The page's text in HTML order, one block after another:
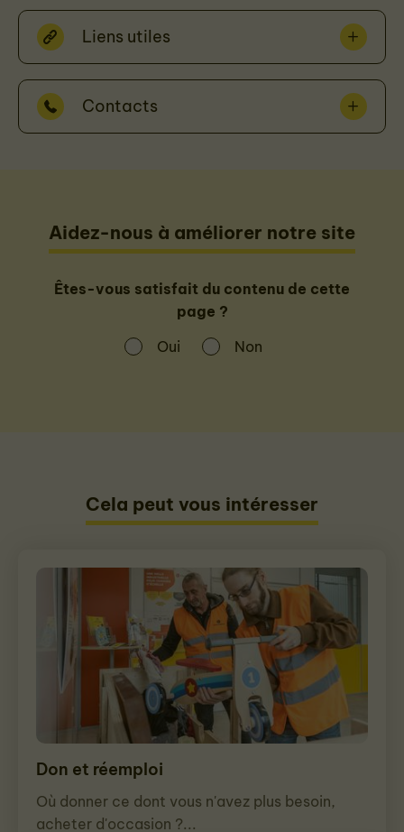
Liens utiles
Contacts
Aidez-nous à améliorer notre site
Êtes-vous satisfait du contenu de cette
page ?
Oui
Non
Cela peut vous intéresser
Don et réemploi
Où donner ce dont vous n'avez plus besoin,
acheter d'occasion ?...